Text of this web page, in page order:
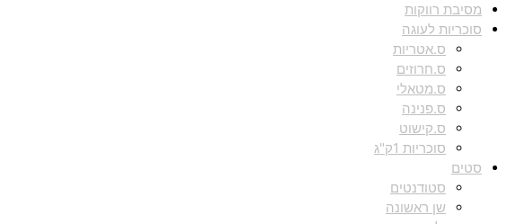
מסיבת רווקות
סוכריות לעוגה
ס.אטריות
ס.חרוזים
ס.מטאלי
ס.פנינה
ס.קישוט
סוכריות 1ק"ג
סטים
סטודנטים
שן ראשונה